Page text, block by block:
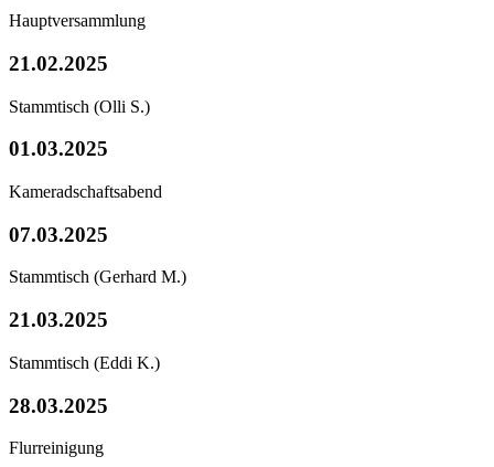
Hauptversammlung
21.02.2025
Stammtisch (Olli S.)
01.03.2025
Kameradschaftsabend
07.03.2025
Stammtisch (Gerhard M.)
21.03.2025
Stammtisch (Eddi K.)
28.03.2025
Flurreinigung